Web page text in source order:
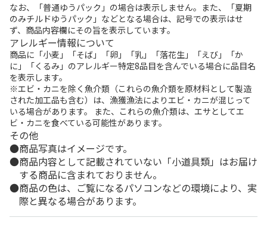
なお、「普通ゆうパック」の場合は表示しません。また、「夏期
のみチルドゆうパック」などとなる場合は、記号での表示はせ
ず、商品内容欄にその旨を表示しています。
アレルギー情報について
商品に「小麦」「そば」「卵」「乳」「落花生」「えび」「か
に」「くるみ」のアレルギー特定8品目を含んでいる場合に品目名
を表示します。
※エビ・カニを除く魚介類（これらの魚介類を原材料として製造
された加工品も含む）は、漁獲漁法によりエビ・カニが混じって
いる場合があります。 また、これらの魚介類は、エサとしてエ
ビ・カニを食べている可能性があります。
その他
商品写真はイメージです。
商品内容として記載されていない「小道具類」はお届け
する商品に含まれておりません。
商品の色は、ご覧になるパソコンなどの環境により、実
際と異なる場合があります。